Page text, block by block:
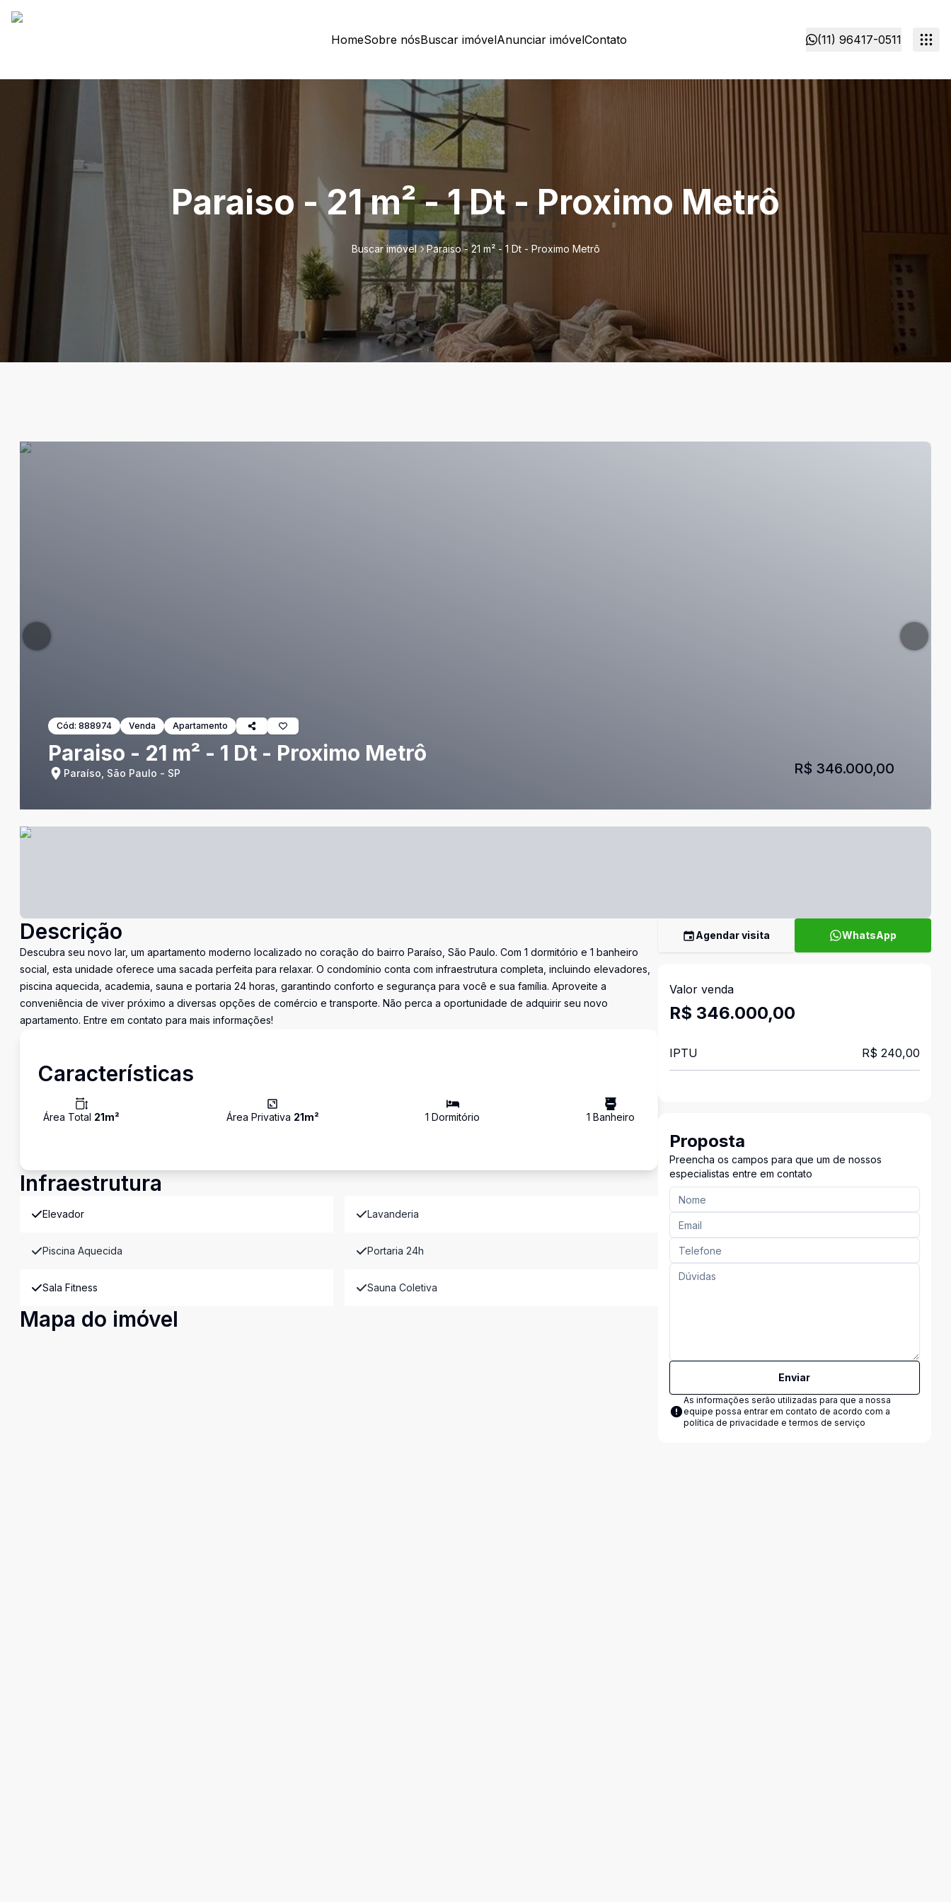
HomeSobre nósBuscar imóvelAnunciar imóvelContato (11) 96417-0511
Paraiso - 21 m² - 1 Dt - Proximo Metrô
Buscar imóvel Paraiso - 21 m² - 1 Dt - Proximo Metrô
Cód: 888974 Venda Apartamento
Paraiso - 21 m² - 1 Dt - Proximo Metrô
Paraíso, São Paulo - SP R$ 346.000,00
Descrição
Descubra seu novo lar, um apartamento moderno localizado no coração do bairro Paraíso, São Paulo. Com 1 dormitório e 1 banheiro
social, esta unidade oferece uma sacada perfeita para relaxar. O condomínio conta com infraestrutura completa, incluindo elevadores,
piscina aquecida, academia, sauna e portaria 24 horas, garantindo conforto e segurança para você e sua família. Aproveite a
conveniência de viver próximo a diversas opções de comércio e transporte. Não perca a oportunidade de adquirir seu novo
apartamento. Entre em contato para mais informações!
Características
Área Total 21m² Área Privativa 21m² 1 Dormitório 1 Banheiro
Infraestrutura
Elevador Lavanderia
Piscina Aquecida Portaria 24h
Sala Fitness Sauna Coletiva
Mapa do imóvel
Agendar visita WhatsApp
Valor venda
R$ 346.000,00
IPTU R$ 240,00
Proposta
Preencha os campos para que um de nossos
especialistas entre em contato
Enviar
As informações serão utilizadas para que a nossa
equipe possa entrar em contato de acordo com a
política de privacidade e termos de serviço